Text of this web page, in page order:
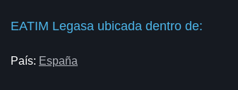
EATIM Legasa ubicada dentro de:
País: España